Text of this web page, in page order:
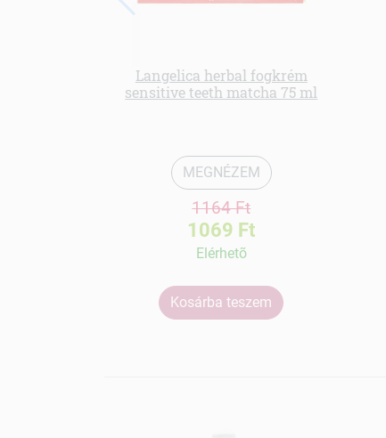
Langelica herbal fogkrém
sensitive teeth matcha 75 ml
MEGNÉZEM
1164 Ft
1069 Ft
Elérhetõ
Kosárba teszem